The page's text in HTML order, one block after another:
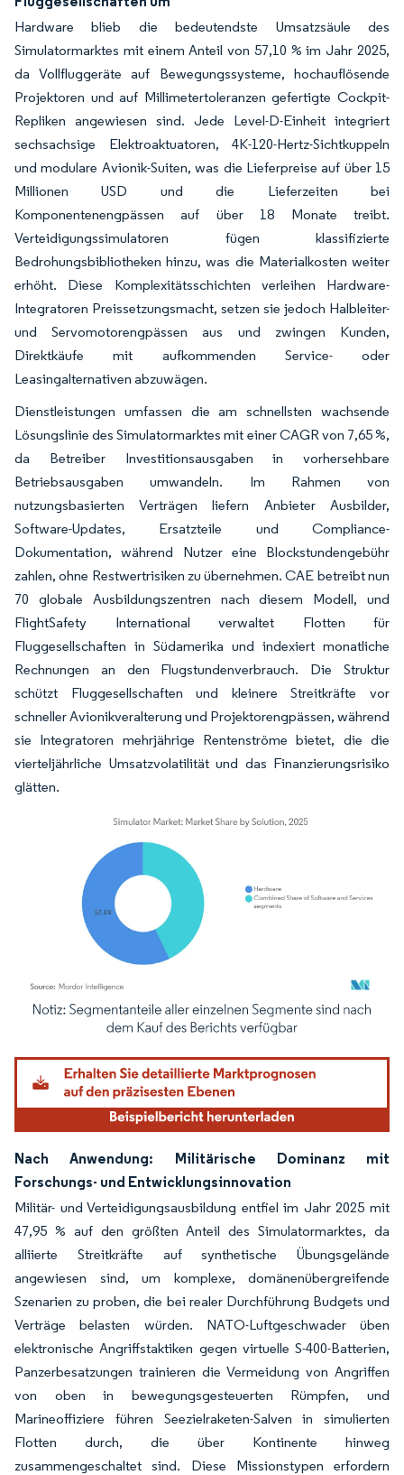
Hardware blieb die bedeutendste Umsatzsäule des
Simulatormarktes mit einem Anteil von 57,10 % im Jahr 2025,
da Vollfluggeräte auf Bewegungssysteme, hochauflösende
Projektoren und auf Millimetertoleranzen gefertigte Cockpit-
Repliken angewiesen sind. Jede Level-D-Einheit integriert
sechsachsige Elektroaktuatoren, 4K-120-Hertz-Sichtkuppeln
und modulare Avionik-Suiten, was die Lieferpreise auf über 15
Millionen USD und die Lieferzeiten bei
Komponentenengpässen auf über 18 Monate treibt.
Verteidigungssimulatoren fügen klassifizierte
Bedrohungsbibliotheken hinzu, was die Materialkosten weiter
erhöht. Diese Komplexitätsschichten verleihen Hardware-
Integratoren Preissetzungsmacht, setzen sie jedoch Halbleiter-
und Servomotorengpässen aus und zwingen Kunden,
Direktkäufe mit aufkommenden Service- oder
Leasingalternativen abzuwägen.
Dienstleistungen umfassen die am schnellsten wachsende
Lösungslinie des Simulatormarktes mit einer CAGR von 7,65 %,
da Betreiber Investitionsausgaben in vorhersehbare
Betriebsausgaben umwandeln. Im Rahmen von
nutzungsbasierten Verträgen liefern Anbieter Ausbilder,
Software-Updates, Ersatzteile und Compliance-
Dokumentation, während Nutzer eine Blockstundengebühr
zahlen, ohne Restwertrisiken zu übernehmen. CAE betreibt nun
70 globale Ausbildungszentren nach diesem Modell, und
FlightSafety International verwaltet Flotten für
Fluggesellschaften in Südamerika und indexiert monatliche
Rechnungen an den Flugstundenverbrauch. Die Struktur
schützt Fluggesellschaften und kleinere Streitkräfte vor
schneller Avionikveralterung und Projektorengpässen, während
sie Integratoren mehrjährige Rentenströme bietet, die die
vierteljährliche Umsatzvolatilität und das Finanzierungsrisiko
glätten.
Bild © Mordor Intelligence. Wiederverwendung erfordert Namensnennung
Nach Anwendung: Militärische Dominanz mit
Forschungs- und Entwicklungsinnovation
Militär- und Verteidigungsausbildung entfiel im Jahr 2025 mit
47,95 % auf den größten Anteil des Simulatormarktes, da
alliierte Streitkräfte auf synthetische Übungsgelände
angewiesen sind, um komplexe, domänenübergreifende
Szenarien zu proben, die bei realer Durchführung Budgets und
Verträge belasten würden. NATO-Luftgeschwader üben
elektronische Angriffstaktiken gegen virtuelle S-400-Batterien,
Panzerbesatzungen trainieren die Vermeidung von Angriffen
von oben in bewegungsgesteuerten Rümpfen, und
Marineoffiziere führen Seezielraketen-Salven in simulierten
Flotten durch, die über Kontinente hinweg
zusammengeschaltet sind. Diese Missionstypen erfordern